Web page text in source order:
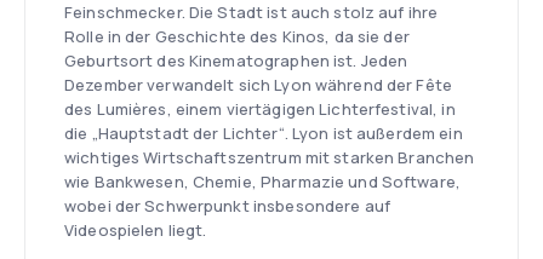
Feinschmecker. Die Stadt ist auch stolz auf ihre
Rolle in der Geschichte des Kinos, da sie der
Geburtsort des Kinematographen ist. Jeden
Dezember verwandelt sich Lyon während der Fête
des Lumières, einem viertägigen Lichterfestival, in
die „Hauptstadt der Lichter“. Lyon ist außerdem ein
wichtiges Wirtschaftszentrum mit starken Branchen
wie Bankwesen, Chemie, Pharmazie und Software,
wobei der Schwerpunkt insbesondere auf
Videospielen liegt.